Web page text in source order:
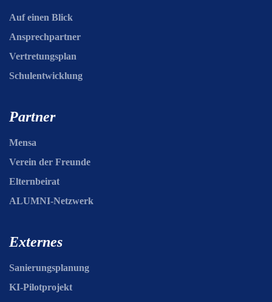
Auf einen Blick
Ansprechpartner
Vertretungsplan
Schulentwicklung
Partner
Mensa
Verein der Freunde
Elternbeirat
ALUMNI-Netzwerk
Externes
Sanierungsplanung
KI-Pilotprojekt